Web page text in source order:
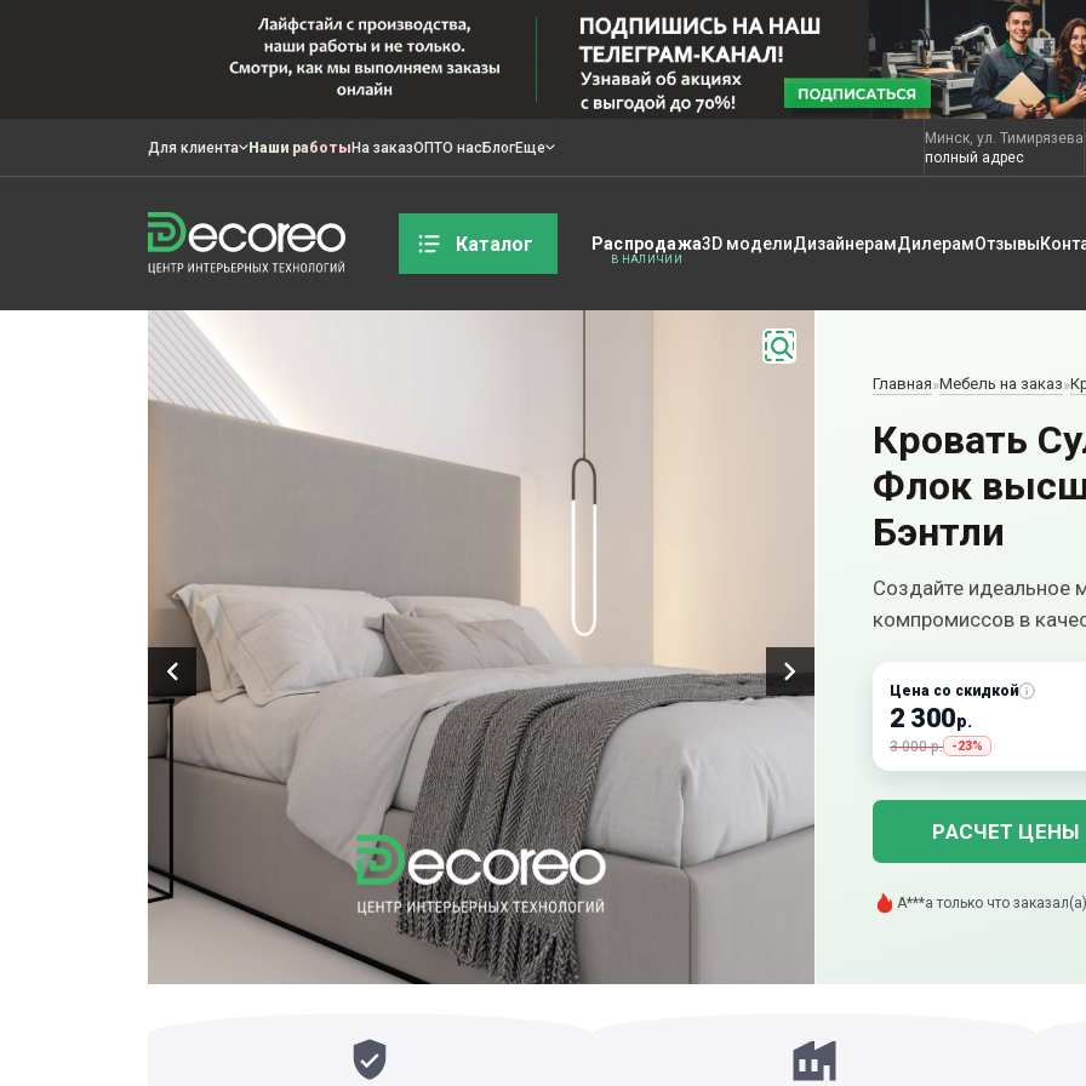
Для клиента Наши работыНа заказОПТО насБлогЕще
Минск, ул. Тимирязева
полный адрес
Каталог Распродажа3D моделиДизайнерамДилерамОтзывы
Главная»Мебель на заказ»
Кровать
Флок
Бэнтли
Создайте идеальное
компромиссов в
Цена со скидкой
2 300р.
3 000 р. -23%
РАСЧЕТ ЦЕНЫ
А***а только что
Г***й добавил(а) в корзину